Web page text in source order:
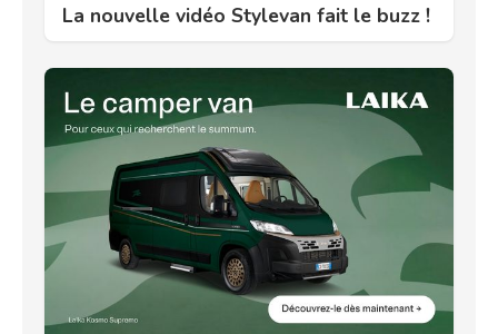
La nouvelle vidéo Stylevan fait le buzz !